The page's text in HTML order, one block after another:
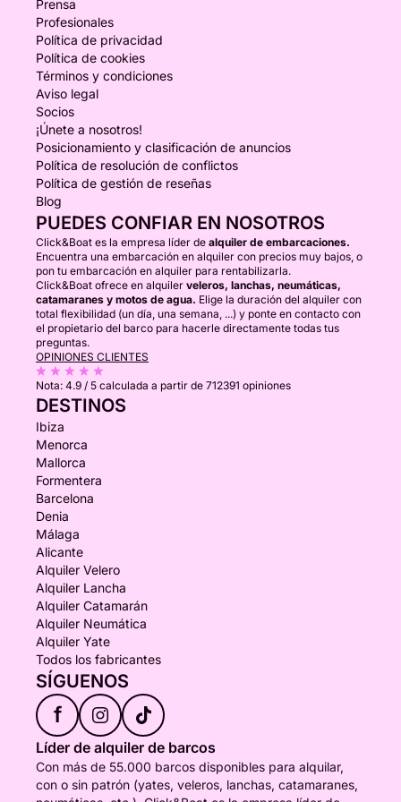
Prensa
Profesionales
Política de privacidad
Política de cookies
Términos y condiciones
Aviso legal
Socios
¡Únete a nosotros!
Posicionamiento y clasificación de anuncios
Política de resolución de conflictos
Política de gestión de reseñas
Blog
PUEDES CONFIAR EN NOSOTROS
Click&Boat es la empresa líder de alquiler de embarcaciones.
Encuentra una embarcación en alquiler con precios muy bajos, o
pon tu embarcación en alquiler para rentabilizarla.
Click&Boat ofrece en alquiler veleros, lanchas, neumáticas,
catamaranes y motos de agua. Elige la duración del alquiler con
total flexibilidad (un día, una semana, ...) y ponte en contacto con
el propietario del barco para hacerle directamente todas tus
preguntas.
OPINIONES CLIENTES
Nota: 4.9 / 5 calculada a partir de 712391 opiniones
DESTINOS
Ibiza
Menorca
Mallorca
Formentera
Barcelona
Denia
Málaga
Alicante
Alquiler Velero
Alquiler Lancha
Alquiler Catamarán
Alquiler Neumática
Alquiler Yate
Todos los fabricantes
SÍGUENOS
f
Líder de alquiler de barcos
Con más de 55.000 barcos disponibles para alquilar,
con o sin patrón (yates, veleros, lanchas, catamaranes,